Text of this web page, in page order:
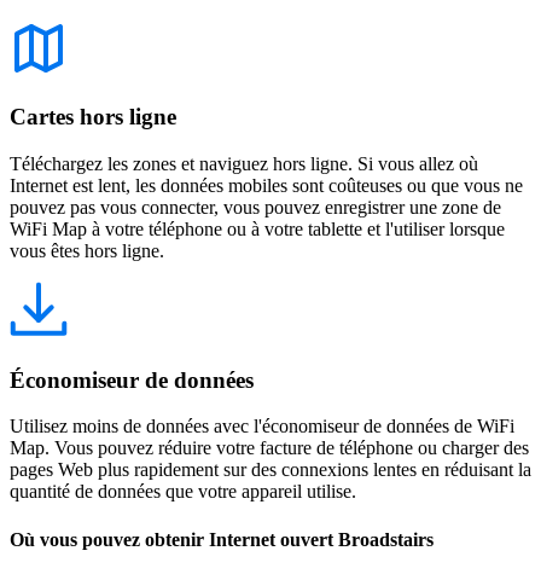
Cartes hors ligne
Téléchargez les zones et naviguez hors ligne. Si vous allez où
Internet est lent, les données mobiles sont coûteuses ou que vous ne
pouvez pas vous connecter, vous pouvez enregistrer une zone de
WiFi Map à votre téléphone ou à votre tablette et l'utiliser lorsque
vous êtes hors ligne.
Économiseur de données
Utilisez moins de données avec l'économiseur de données de WiFi
Map. Vous pouvez réduire votre facture de téléphone ou charger des
pages Web plus rapidement sur des connexions lentes en réduisant la
quantité de données que votre appareil utilise.
Où vous pouvez obtenir Internet ouvert Broadstairs